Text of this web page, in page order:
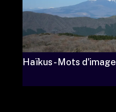
Haïkus - Mots d'image